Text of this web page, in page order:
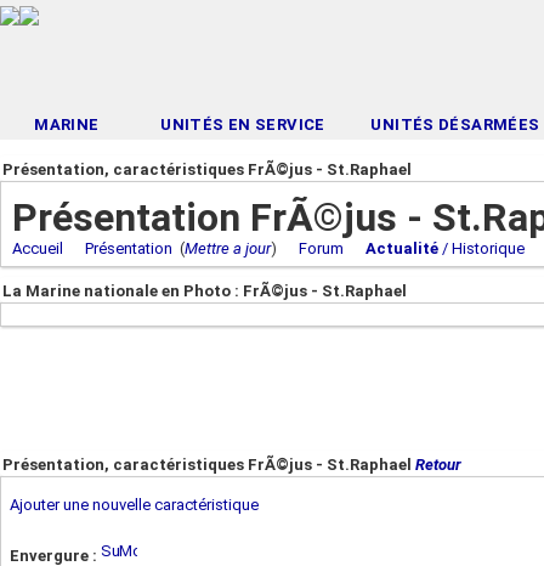
MARINE UNITÉS EN SERVICE UNITÉS DÉSARMÉES
Présentation, caractéristiques FrÃ©jus - St.Raphael
Présentation FrÃ©jus -
Accueil Présentation (Mettre a jour) Forum Actualité / Historique
La Marine nationale en Photo : FrÃ©jus - St.Raphael
Présentation, caractéristiques FrÃ©jus - St.Raphael Retour
Ajouter une nouvelle caractéristique
Envergure :